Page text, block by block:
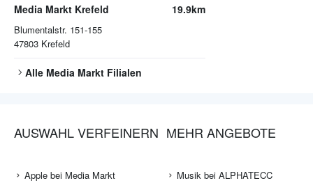
Media Markt Krefeld
Blumentalstr. 151-155
47803 Krefeld
19.9km
Alle Media Markt Filialen
AUSWAHL VERFEINERN
Apple bei Media Markt
MEHR ANGEBOTE
Musik bei ALPHATECC